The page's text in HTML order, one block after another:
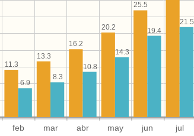
feb mar abr may jun jul
25.5
20.2
16.2
13.3
11.3
21.5
19.4
14.3
10.8
8.3
6.9